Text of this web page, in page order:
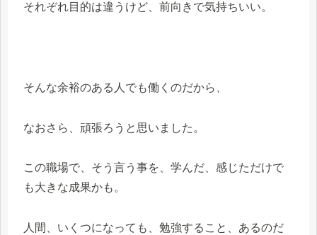
それぞれ目的は違うけど、前向きで気持ちいい。
そんな余裕のある人でも働くのだから、
なおさら、頑張ろうと思いました。
この職場で、そう言う事を、学んだ、感じただけで
も大きな成果かも。
人間、いくつになっても、勉強すること、あるのだ